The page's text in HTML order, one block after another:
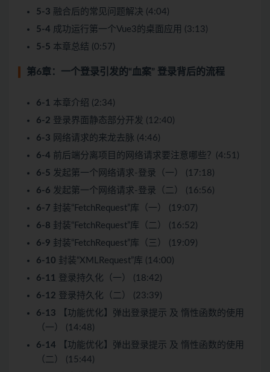
5-3 融合后的常见问题解决 (4:04)
5-4 成功运行第一个Vue3的桌面应用 (3:13)
5-5 本章总结 (0:57)
第6章：一个登录引发的“血案” 登录背后的流程
6-1 本章介绍 (2:34)
6-2 登录界面静态部分开发 (12:40)
6-3 网络请求的来龙去脉 (4:46)
6-4 前后端分离项目的网络请求要注意哪些？(4:51)
6-5 发起第一个网络请求-登录（一） (17:18)
6-6 发起第一个网络请求-登录（二） (16:56)
6-7 封装“FetchRequest”库（一） (19:07)
6-8 封装“FetchRequest”库（二） (16:52)
6-9 封装“FetchRequest”库（三） (19:09)
6-10 封装“XMLRequest”库 (14:00)
6-11 登录持久化（一） (18:42)
6-12 登录持久化（二） (23:39)
6-13 【功能优化】弹出登录提示 及 惰性函数的使用
（一） (14:48)
6-14 【功能优化】弹出登录提示 及 惰性函数的使用
（二） (15:44)